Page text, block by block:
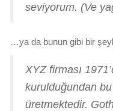
seviyorum. (Ve
…ya da bunun gibi bir
XYZ firması
kurulduğundan
üretmektedir.